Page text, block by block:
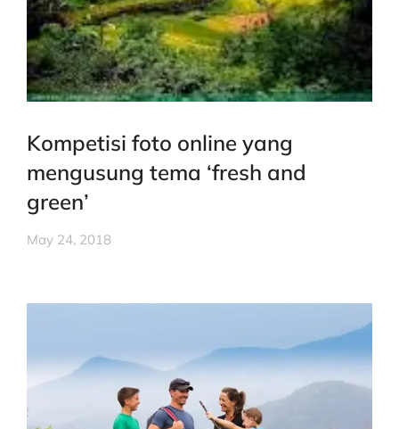
Kompetisi foto online yang
mengusung tema ‘fresh and
green’
May 24, 2018